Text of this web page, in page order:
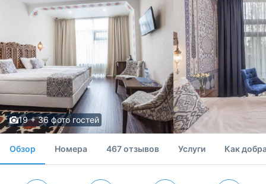
19 + 36 фото гостей
Обзор Номера 467 отзывов Услуги Как